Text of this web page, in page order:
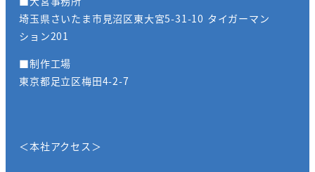
埼玉県さいたま市見沼区東大宮5-31-10 タイガーマン
ション201
■制作工場
東京都足立区梅田4-2-7
＜本社アクセス＞